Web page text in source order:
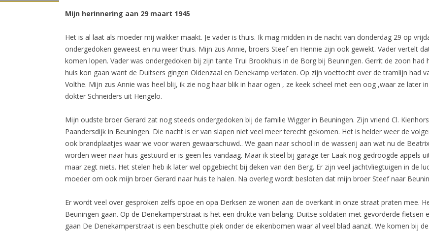
Mijn herinnering aan 29 maart 1945
Het is al laat als moeder mij wakker maakt. Je vader is thuis. Ik mag midden in de nacht van donderdag 29 op
ondergedoken geweest en nu weer thuis. Mijn zus Annie, broers Steef en Hennie zijn ook gewekt. Vader vertelt
komen lopen. Vader was ondergedoken bij zijn tante Trui Brookhuis in de Borg bij Beuningen. Gerrit de zoon
huis kon gaan want de Duitsers gingen Oldenzaal en Denekamp verlaten. Op zijn voettocht over de tramlijn had
Volthe. Mijn zus Annie was heel blij, ik zie nog haar blik in haar ogen , ze keek scheel met een oog ,waar ze later
dokter Schneiders uit Hengelo.
Mijn oudste broer Gerard zat nog steeds ondergedoken bij de familie Wigger in Beuningen. Zijn vriend Cl.
Paandersdijk in Beuningen. Die nacht is er van slapen niet veel meer terecht gekomen. Het is helder weer de
ook brandplaatjes waar we voor waren gewaarschuwd.. We gaan naar school in de wasserij aan wat nu de
worden weer naar huis gestuurd er is geen les vandaag. Maar ik steel bij garage ter Laak nog gedroogde appels
maar zegt niets. Het stelen heb ik later wel opgebiecht bij deken van den Berg. Er zijn veel jachtvliegtuigen in de
moeder om ook mijn broer Gerard naar huis te halen. Na overleg wordt besloten dat mijn broer Steef naar
Er wordt veel over gesproken zelfs opoe en opa Derksen ze wonen aan de overkant in onze straat praten mee.
Beuningen gaan. Op de Denekamperstraat is het een drukte van belang. Duitse soldaten met gevorderde
gaan De Denekamperstraat is een beschutte plek onder de eikenbomen waar al veel blad aanzit. We komen bij